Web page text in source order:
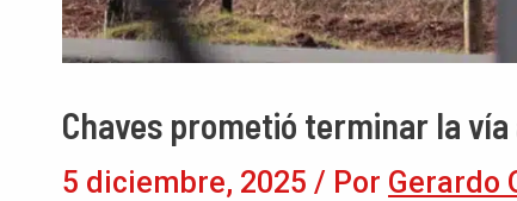
Chaves prometió terminar la
5 diciembre, 2025 / Por Gerardo